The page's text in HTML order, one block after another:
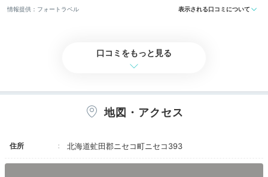
テラスでニセコの大自然を眺めたり、渓流のせせらぎに
maa__ruu__00
和洋室タイプに泊まりました。窓からは川を眺めること
情報提供：フォートラベル 表示される口コミについて
口コミをもっと見る
地図・アクセス
住所 北海道虻田郡ニセコ町ニセコ393